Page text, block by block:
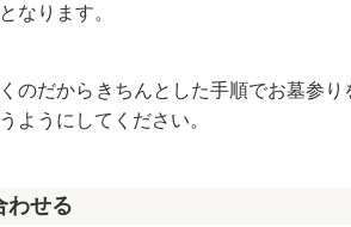
なります。
のだからきちんとした手順でお墓参
ようにしてください。
わせる